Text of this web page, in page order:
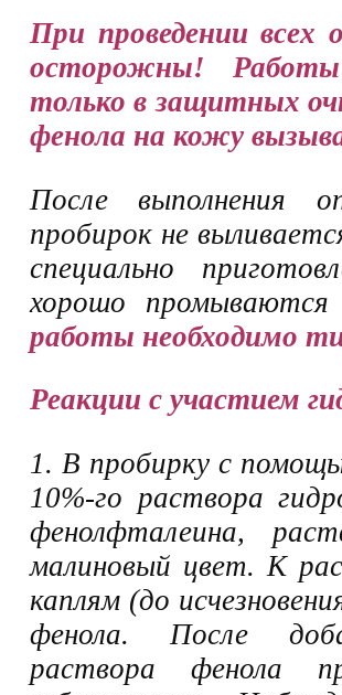
При проведении всех
осторожны!
только в защитных
фенола на кожу
После выполнения
пробирок не
специально
хорошо промываются
работы необходимо
Реакции с участием
1. В пробирку с
10%-го раствора
фенолфталеина,
малиновый цвет. К
каплям (до
фенола. После
раствора фенола